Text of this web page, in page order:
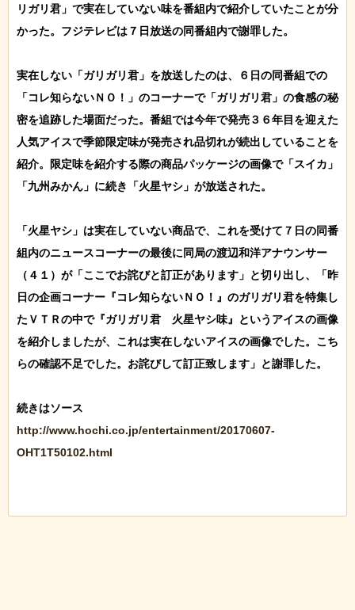
リガリ君」で実在していない味を番組内で紹介していたことが分
かった。フジテレビは７日放送の同番組内で謝罪した。
実在しない「ガリガリ君」を放送したのは、６日の同番組での
「コレ知らないＮＯ！」のコーナーで「ガリガリ君」の食感の秘
密を追跡した場面だった。番組では今年で発売３６年目を迎えた
人気アイスで季節限定味が発売され品切れが続出していることを
紹介。限定味を紹介する際の商品パッケージの画像で「スイカ」
「九州みかん」に続き「火星ヤシ」が放送された。
「火星ヤシ」は実在していない商品で、これを受けて７日の同番
組内のニュースコーナーの最後に同局の渡辺和洋アナウンサー
（４１）が「ここでお詫びと訂正があります」と切り出し、「昨
日の企画コーナー『コレ知らないＮＯ！』のガリガリ君を特集し
たＶＴＲの中で『ガリガリ君　火星ヤシ味』というアイスの画像
を紹介しましたが、これは実在しないアイスの画像でした。こち
らの確認不足でした。お詫びして訂正致します」と謝罪した。
http://www.hochi.co.jp/entertainment/20170607-
OHT1T50102.html